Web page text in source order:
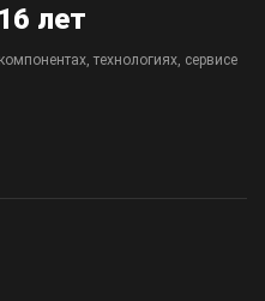
технологиях, сервисе